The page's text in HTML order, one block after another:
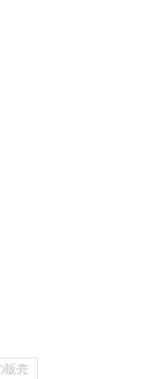
販売